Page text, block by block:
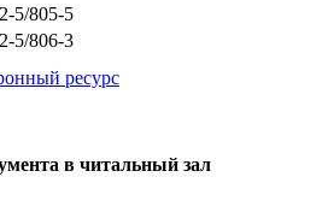
5/805-5
5/806-3
ресурс
в читальный зал